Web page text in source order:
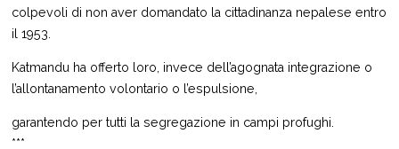
colpevoli di non aver domandato la cittadinanza nepalese entro
il 1953.
Katmandu ha offerto loro, invece dell’agognata integrazione o
l’allontanamento volontario o l’espulsione,
garantendo per tutti la segregazione in campi profughi.
***